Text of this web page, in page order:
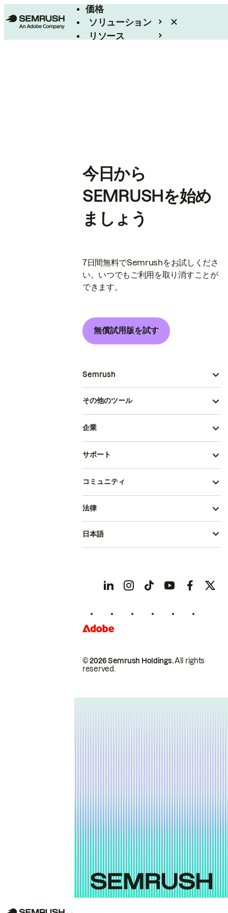
価格
ソリューション
リソース
今日から
SEMRUSHを始め
ましょう
7日間無料でSemrushをお試しくださ
い。いつでもご利用を取り消すことが
できます。
無償試用版を試す
Semrush
その他のツール
企業
サポート
コミュニティ
© 2026 Semrush Holdings.All rights
reserved.
法律
日本語